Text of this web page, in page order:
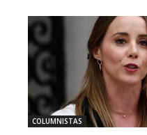
COLUMNISTAS